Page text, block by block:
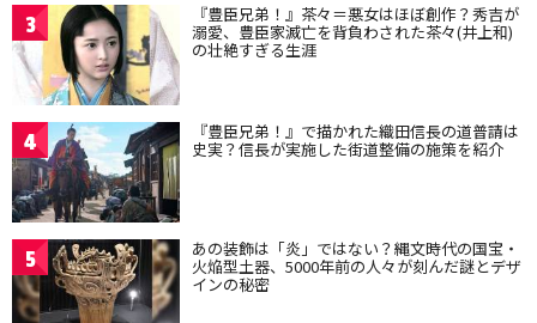
3 『豊臣兄弟！』茶々＝悪女はほぼ創作？秀吉が
溺愛、豊臣家滅亡を背負わされた茶々(井上和)
の壮絶すぎる生涯
4 『豊臣兄弟！』で描かれた織田信長の道普請は
史実？信長が実施した街道整備の施策を紹介
5 あの装飾は「炎」ではない？縄文時代の国宝・
火焔型土器、5000年前の人々が刻んだ謎とデザ
インの秘密